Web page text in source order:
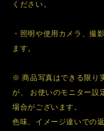
ください。
・照明や使用カメラ、撮
ます。
※ 商品写真はできる限り
が、 お使いのモニター設
場合がございます。
色味、イメージ違いでの